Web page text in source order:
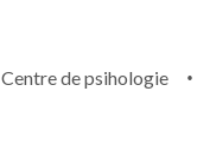
Centre de psihologie